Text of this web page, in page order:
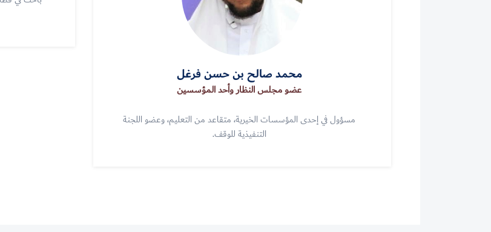
محمد صالح بن حسن فرغل
عضو مجلس النظار وأحد المؤسسين
مسؤول في إحدى المؤسسات الخيرية، متقاعد من التعليم، وعضو اللجنة
التنفيذية للوقف.